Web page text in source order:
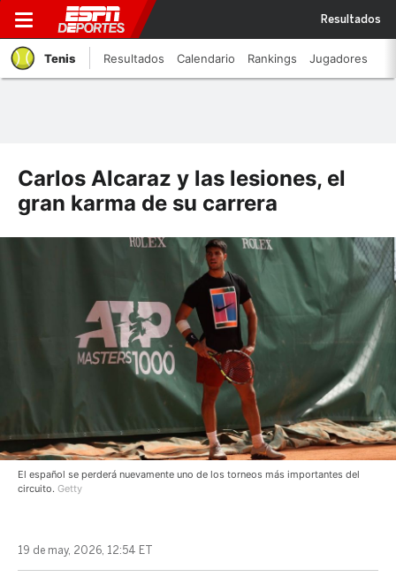
Resultados
Tenis Resultados Calendario Rankings Jugadores
Carlos Alcaraz y las lesiones, el
gran karma de su carrera
El español se perderá nuevamente uno de los torneos más importantes del
circuito. Getty
19 de may, 2026, 12:54 ET